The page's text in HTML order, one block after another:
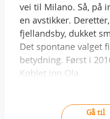
vei til Milano. Så, på
en avstikker.
fjellandsby, dukket
Det spontane valget
betydning. Først i
Koblet inn Ola
Gå til